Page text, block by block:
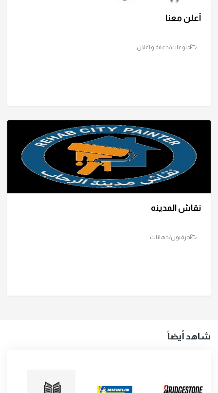
أعلن معنا
منوعات/دعاية و إعلان
نقاش المدينه
حرفيون/دهانات
شاهد أيضاً